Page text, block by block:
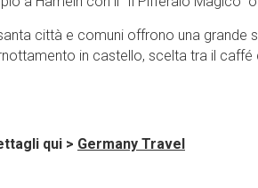
città e comuni offrono una grande
in castello, scelta tra il
qui > Germany Travel